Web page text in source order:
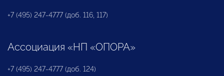
+7 (495) 247-4777 (доб. 116, 117)
Ассоциация «НП «ОПОРА»
+7 (495) 247-4777 (доб. 124)